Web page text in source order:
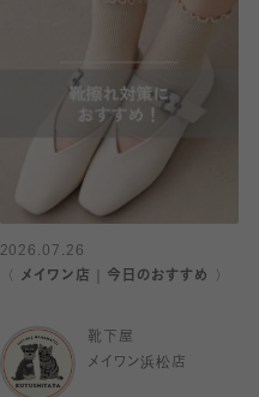
2026.07.26
〈 メイワン店｜今日のおすすめ 〉
靴下屋
メイワン浜松店